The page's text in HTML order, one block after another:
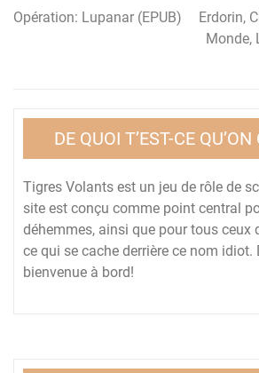
Navigation
Opération: Lupanar (EPUB)
Erdorin,
Monde,
DE QUOI T’EST-CE
Tigres Volants est un jeu de rôle de
site est conçu comme point central
déhemmes, ainsi que pour tous ceux
ce qui se cache derrière ce nom idiot.
bienvenue à bord!